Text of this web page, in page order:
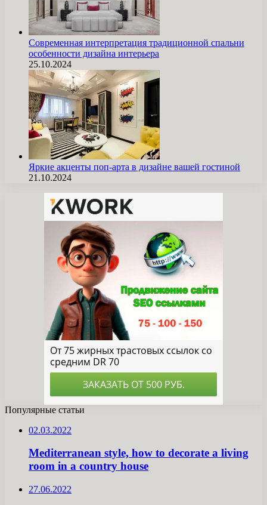
Современная интерпретация традиционной спальни
особенности дизайна интерьера
25.10.2024
Яркие акценты поп-арта в дизайне вашей гостиной
21.10.2024
Популярные статьи
02.03.2022
Mediterranean style, how to decorate a living
room in a country house
27.06.2022